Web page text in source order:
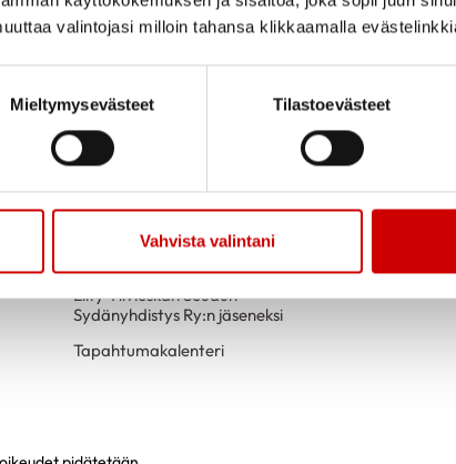
valintojasi milloin tahansa klikkaamalla
Mieltymysevästeet Tilastoevästeet
Vahvista valintani
TOIMINTAA
Liity Ylivieskan Seudun
Sydänyhdistys Ry:n jäseneksi
Tapahtumakalenteri